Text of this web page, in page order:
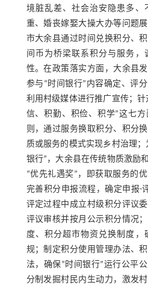
境脏乱差、社会治安隐患多、
重、婚丧嫁娶大操大办等问题
市大余县通过时间兑换积分、
间币为桥梁联系积分与服务，
性。在政策落实方面，大余县
参与“时间银行”内容确定、评
利用村级媒体进行推广宣传；
信、积勤、积俭、积学”这七
则，通过服务换取积分、积分
质或服务的模式实现乡村治理；
银行”，大余县在传统物质激励
“优先礼遇奖”，即获取服务的
完善积分申报流程，确定申报-
评定过程中成立村级积分评议
评议审核并按月公示积分情况
度、积分超市物资兑换制度，
规；制定积分使用管理办法、
法，确保“时间银行”运行公平
分制发掘村民内生动力，激发